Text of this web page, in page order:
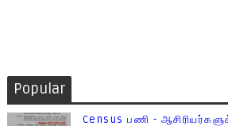
Popular
Census பணி -